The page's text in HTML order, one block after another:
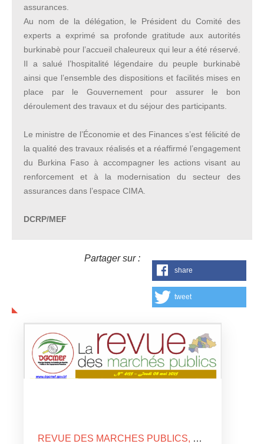
assurances.
Au nom de la délégation, le Président du Comité des
experts a exprimé sa profonde gratitude aux autorités
burkinabè pour l’accueil chaleureux qui leur a été réservé.
Il a salué l’hospitalité légendaire du peuple burkinabè
ainsi que l’ensemble des dispositions et facilités mises en
place par le Gouvernement pour assurer le bon
déroulement des travaux et du séjour des participants.
Le ministre de l’Économie et des Finances s’est félicité de
la qualité des travaux réalisés et a réaffirmé l’engagement
du Burkina Faso à accompagner les actions visant au
renforcement et à la modernisation du secteur des
assurances dans l’espace CIMA.
DCRP/MEF
Partager sur :
share
tweet
REVUE DES MARCHES PUBLICS, N°4135